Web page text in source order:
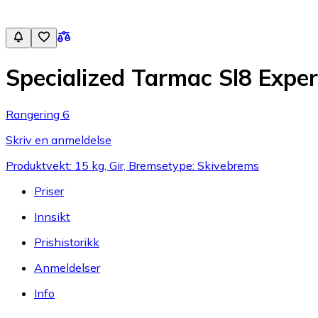
Specialized Tarmac Sl8
Rangering 6
Skriv en anmeldelse
Produktvekt: 15 kg, Gir, Bremsetype: Skivebrems
Priser
Innsikt
Prishistorikk
Anmeldelser
Info